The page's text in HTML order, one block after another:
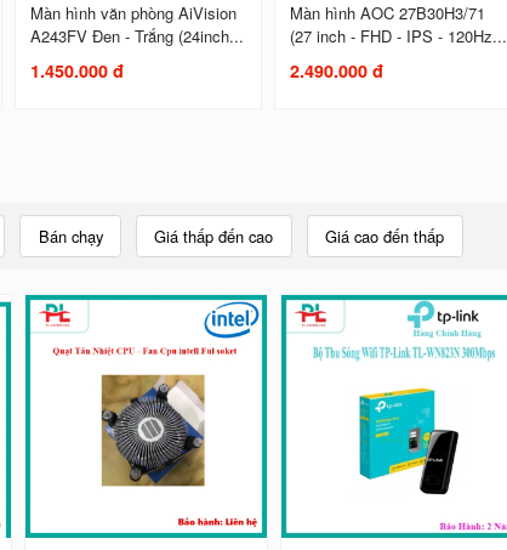
Màn hình văn phòng AiVision
A243FV Đen - Trắng (24inch...
1.450.000 đ
Màn hình AOC 27B30H3/71
(27 inch - FHD - IPS - 120Hz...
2.490.000 đ
Bán chạy Giá thấp đến cao Giá cao đến thấp